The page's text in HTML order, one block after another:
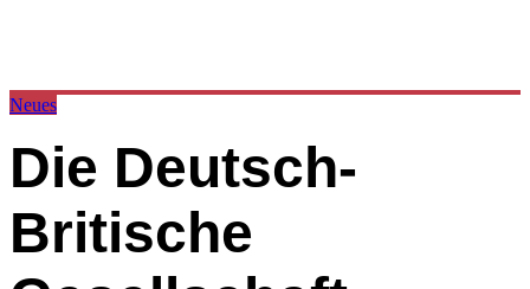
Neues
Die Deutsch-
Britische